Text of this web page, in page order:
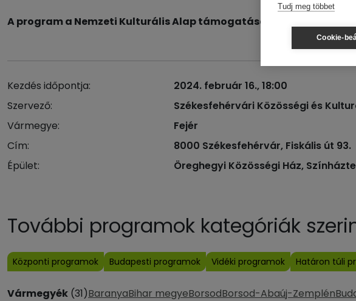
A program a Nemzeti Kulturális Alap támogatásával valósul meg
Kezdés időpontja:
2024. február 16., 18:00
Szervező:
Székesfehérvári Közösségi és
Vármegye:
Fejér
Cím:
8000 Székesfehérvár, Fiskális út 93.
Épület:
Öreghegyi Közösségi Ház,
További programok kategóriák
Központi programok Budapesti programok Vidéki programok Határon túli
Vármegyék (31)BaranyaBihar megyeBorsodBorsod-Abaúj-Zemplén
Tudj meg többet
Cookie-